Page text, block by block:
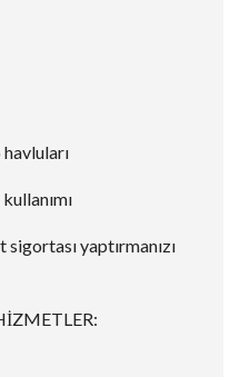
yaptırmanızı